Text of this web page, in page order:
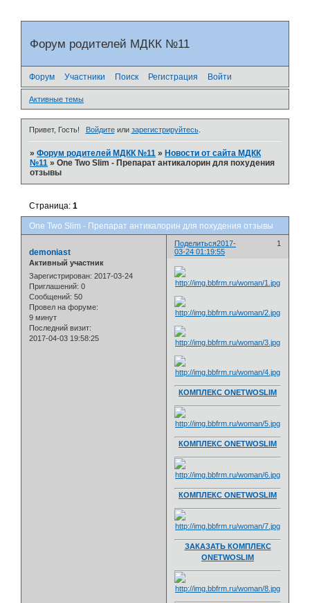
Форум родителей МДКК №11
Форум Участники Поиск Регистрация Войти
Активные темы
Привет, Гость! Войдитеили зарегистрируйтесь.
»Форум родителей МДКК №11 »Новости от сайта МДКК
№11 »One Two Slim - Препарат антикалорин для похудения
отзывы
One Two Slim - Препарат антикалорин для похудения отзывы
Страница:1
Поделиться 1
2017-
03-24 01:19:55
demoniast
Активный участник
Зарегистрирован: 2017-03-24
Приглашений: 0
Сообщений: 50
Провел на форуме:
9 минут
Последний визит:
2017-04-03 19:58:25
КОМПЛЕКС ONETWOSLIM
КОМПЛЕКС ONETWOSLIM
КОМПЛЕКС ONETWOSLIM
ЗАКАЗАТЬ КОМПЛЕКС
ONETWOSLIM